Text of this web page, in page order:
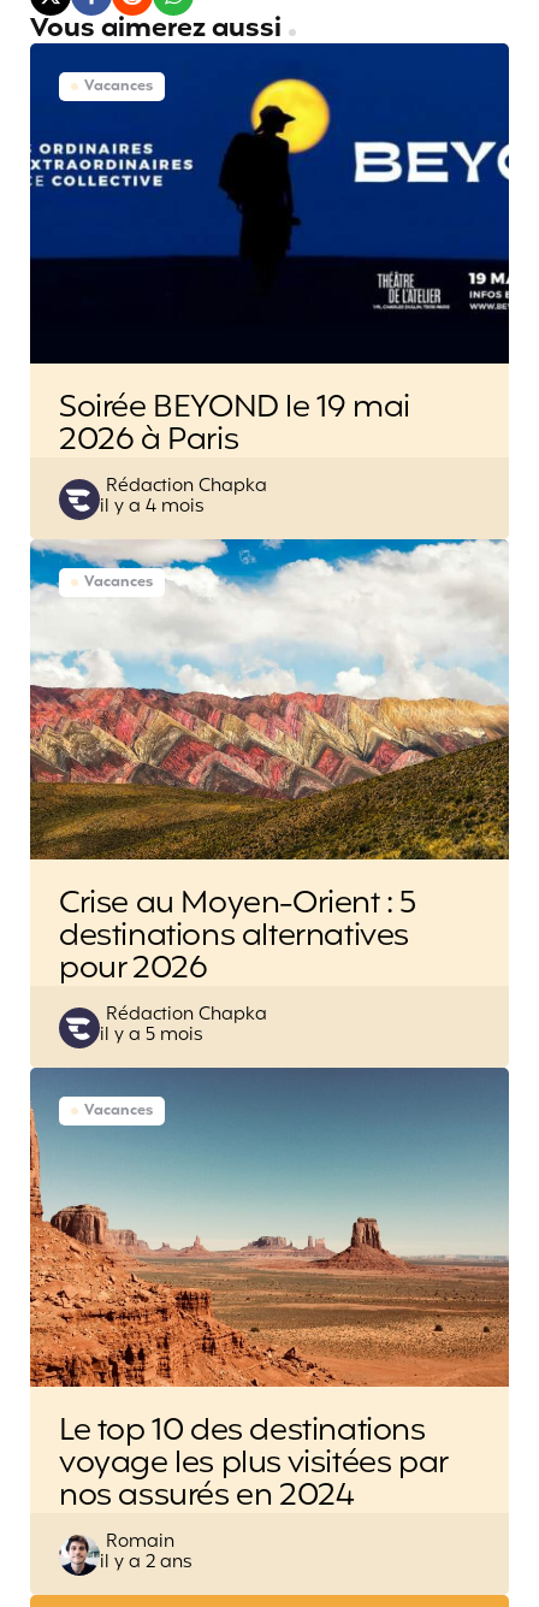
Vous aimerez aussi
Vacances
Soirée BEYOND le 19 mai
2026 à Paris
Posted
by
Rédaction Chapka
il y a 4 mois
Vacances
Crise au Moyen-Orient : 5
destinations alternatives
pour 2026
Posted
by
Rédaction Chapka
il y a 5 mois
Vacances
Le top 10 des destinations
voyage les plus visitées par
nos assurés en 2024
Posted
by
Romain
il y a 2 ans